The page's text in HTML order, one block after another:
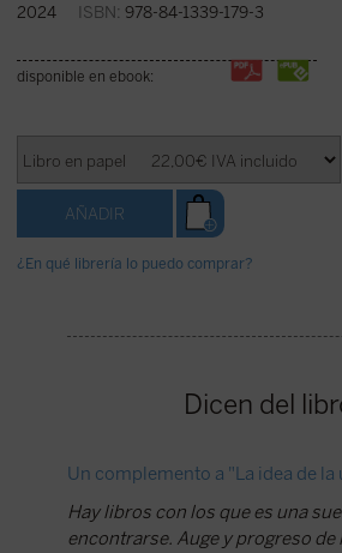
2024 ISBN: 978-84-1339-179-3
disponible en ebook:
¿En qué librería lo puedo comprar?
Dicen del
Un complemento a "La idea de
Hay libros con los que es una
encontrarse. Auge y progreso de